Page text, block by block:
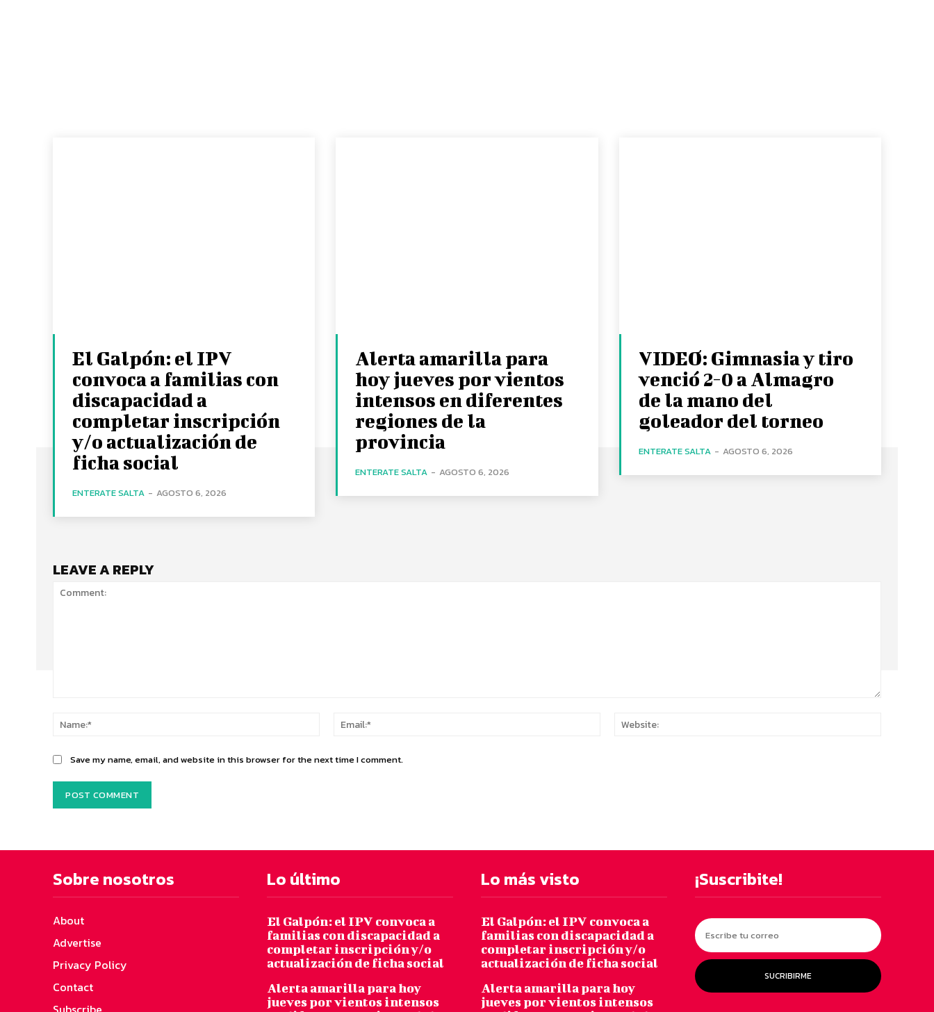
El Galpón: el IPV
convoca a familias con
discapacidad a
completar inscripción
y/o actualización de
ficha social
ENTERATE SALTA - AGOSTO 6, 2026
Alerta amarilla para
hoy jueves por vientos
intensos en diferentes
regiones de la
provincia
ENTERATE SALTA - AGOSTO 6, 2026
VIDEO: Gimnasia y tiro
venció 2-0 a Almagro
de la mano del
goleador del torneo
ENTERATE SALTA - AGOSTO 6, 2026
LEAVE A REPLY
Name:*
Email:*
Save my name, email, and website in this browser for the next time I comment.
Sobre nosotros
About
Advertise
Privacy Policy
Contact
Lo último
El Galpón: el IPV convoca a
familias con discapacidad a
completar inscripción y/o
actualización de ficha social
Alerta amarilla para hoy
jueves por vientos intensos
Lo más visto
El Galpón: el IPV convoca a
familias con discapacidad a
completar inscripción y/o
actualización de ficha social
Alerta amarilla para hoy
jueves por vientos intensos
¡Suscribite!
SUCRIBIRME